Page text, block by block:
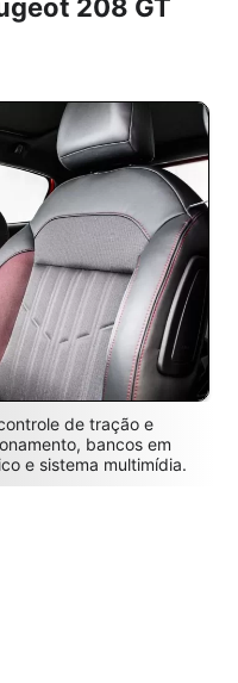
208 GT
de tração e
bancos em
e sistema multimídia.